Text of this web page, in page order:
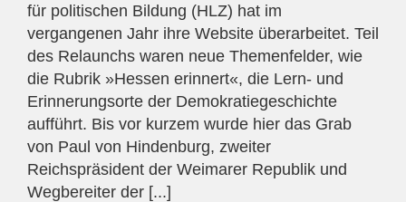
für politischen Bildung (HLZ) hat im
vergangenen Jahr ihre Website überarbeitet. Teil
des Relaunchs waren neue Themenfelder, wie
die Rubrik »Hessen erinnert«, die Lern- und
Erinnerungsorte der Demokratiegeschichte
aufführt. Bis vor kurzem wurde hier das Grab
von Paul von Hindenburg, zweiter
Reichspräsident der Weimarer Republik und
Wegbereiter der [...]